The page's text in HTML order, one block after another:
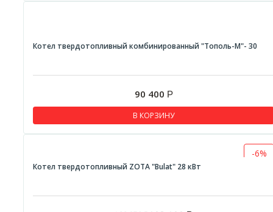
Котел твердотопливный комбинированный "Тополь-М"- 30
90 400 Р
В КОРЗИНУ
-6%
Котел твердотопливный ZOTA "Bulat" 28 кВт